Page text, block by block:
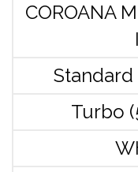
COROANA
Turbo